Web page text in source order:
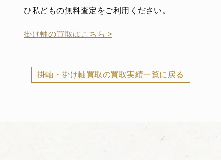
ひ私どもの無料査定をご利用ください。
掛け軸の買取はこちら >
掛軸・掛け軸買取の買取実績一覧に戻る